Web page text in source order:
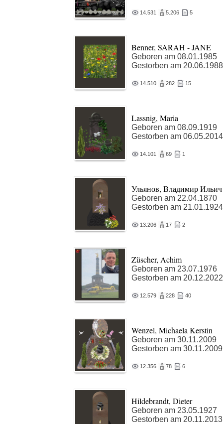
14.531 5.206 5
Benner, SARAH - JANE
Geboren am 08.01.1985
Gestorben am 20.06.1988
14.510 282 15
Lassnig, Maria
Geboren am 08.09.1919
Gestorben am 06.05.2014
14.101 69 1
Ульянов, Владимир Ильич
Geboren am 22.04.1870
Gestorben am 21.01.1924
13.206 17 2
Züscher, Achim
Geboren am 23.07.1976
Gestorben am 20.12.2022
12.579 228 40
Wenzel, Michaela Kerstin
Geboren am 30.11.2009
Gestorben am 30.11.2009
12.356 78 6
Hildebrandt, Dieter
Geboren am 23.05.1927
Gestorben am 20.11.2013